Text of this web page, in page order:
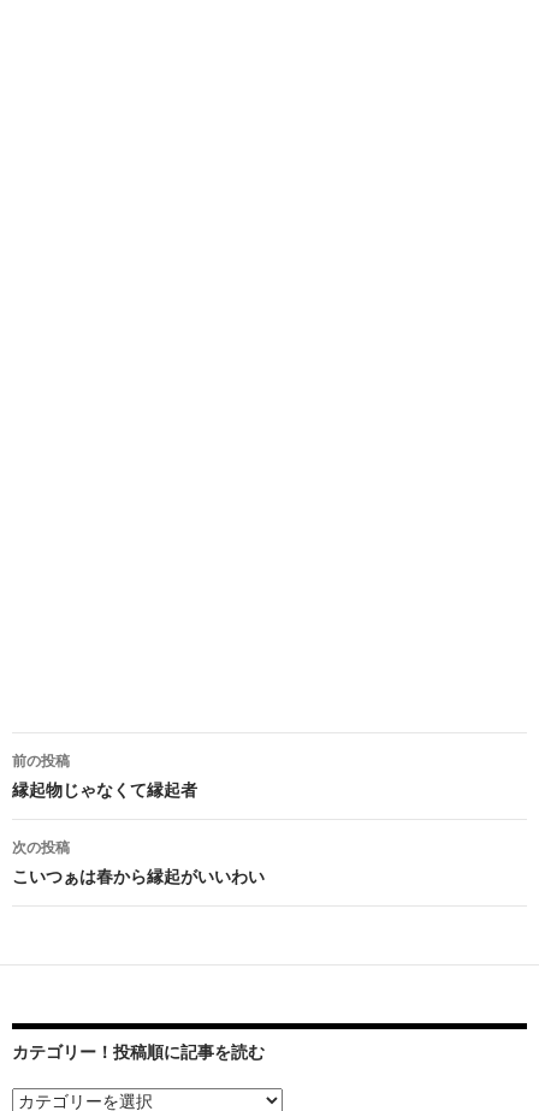
投
稿
ナ
ゲ
シ
ョ
前の投稿
縁起物じゃなくて縁起者
次の投稿
こいつぁは春から縁起がいいわい
カテゴリー！投稿順に記事を読む